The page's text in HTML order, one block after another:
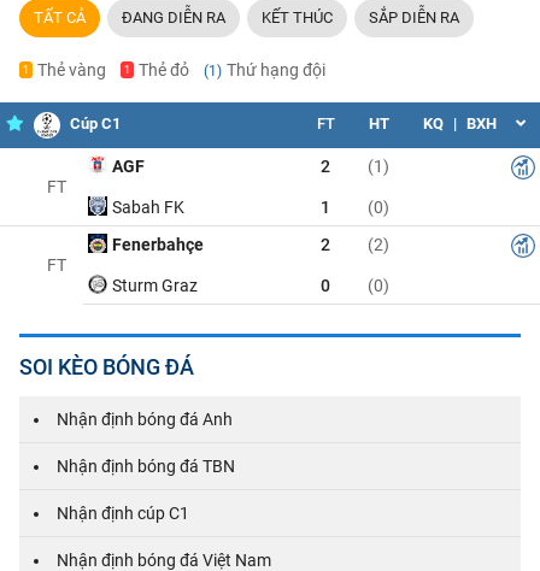
TẤT CẢ ĐANG DIỄN RA KẾT THÚC SẮP DIỄN RA
1 Thẻ vàng 1 Thẻ đỏ (1) Thứ hạng đội
Cúp C1 FT HT KQ | BXH
FT
AGF 2 (1)
Sabah FK 1 (0)
FT
Fenerbahçe 2 (2)
Sturm Graz 0 (0)
SOI KÈO BÓNG ĐÁ
Nhận định bóng đá Anh
Nhận định bóng đá TBN
Nhận định cúp C1
Nhận định bóng đá Việt Nam